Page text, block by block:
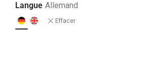
Langue Allemand
Effacer